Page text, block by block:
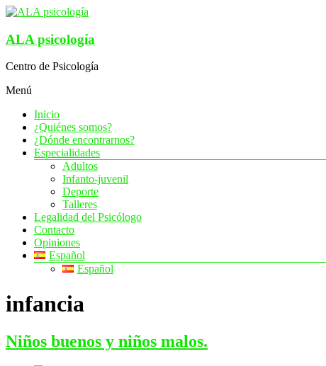
Saltar
contenido
ALA psicología
Centro de Psicología
Menú
Inicio
¿Quiénes somos?
¿Dónde encontrarnos?
Especialidades
Adultos
Infanto-juvenil
Deporte
Talleres
Legalidad del Psicólogo
Contacto
Opiniones
Español
Español
infancia
Niños buenos y niños malos.